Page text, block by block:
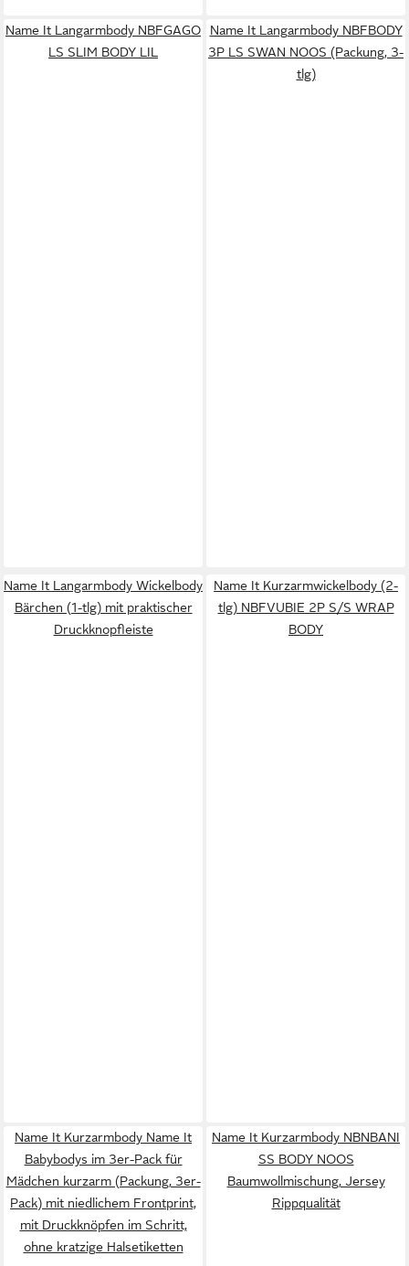
Name It Langarmbody NBFGAGO
LS SLIM BODY LIL
Name It Langarmbody NBFBODY
3P LS SWAN NOOS (Packung, 3-
tlg)
Name It Langarmbody Wickelbody
Bärchen (1-tlg) mit praktischer
Druckknopfleiste
Name It Kurzarmwickelbody (2-
tlg) NBFVUBIE 2P S/S WRAP
BODY
Name It Kurzarmbody Name It
Babybodys im 3er-Pack für
Mädchen kurzarm (Packung, 3er-
Pack) mit niedlichem Frontprint,
mit Druckknöpfen im Schritt,
ohne kratzige Halsetiketten
Name It Kurzarmbody NBNBANI
SS BODY NOOS
Baumwollmischung, Jersey
Rippqualität